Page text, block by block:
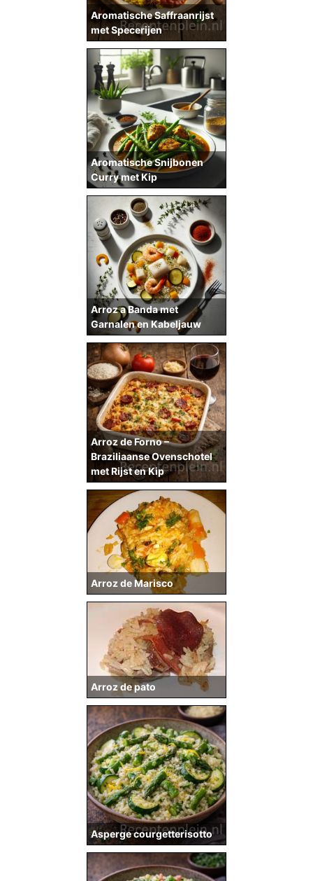
Aromatische Saffraanrijst
met Specerijen
Aromatische Snijbonen
Curry met Kip
Arroz a Banda met
Garnalen en Kabeljauw
Arroz de Forno –
Braziliaanse Ovenschotel
met Rijst en Kip
Arroz de Marisco
Arroz de pato
Asperge courgetterisotto